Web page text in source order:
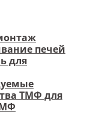
печей
для
ТМФ для